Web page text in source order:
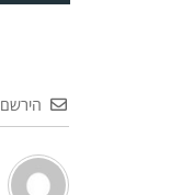
הירשם